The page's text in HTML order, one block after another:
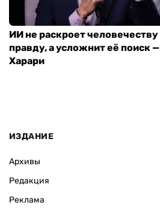
ИИ не раскроет человечеству
правду, а усложнит её поиск —
Харари
ИЗДАНИЕ
Архивы
Редакция
Реклама